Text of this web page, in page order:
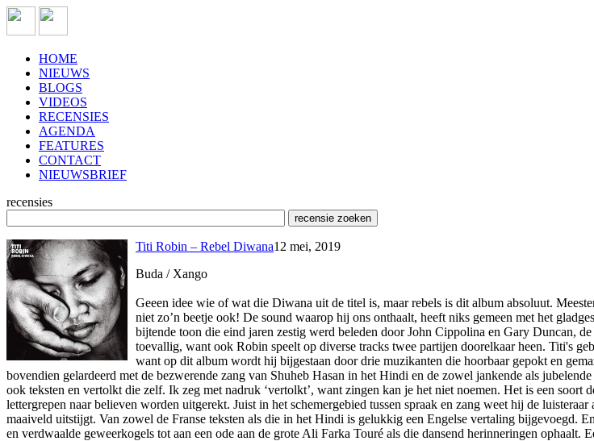
HOME
NIEUWS
BLOGS
VIDEOS
RECENSIES
AGENDA
FEATURES
CONTACT
NIEUWSBRIEF
recensies
Titi Robin – Rebel Diwana12 mei, 2019
Buda / Xango
Geeen idee wie of wat die Diwana uit de titel is, maar rebels is dit album absoluut.
niet zo’n beetje ook! De sound waarop hij ons onthaalt, heeft niks gemeen met het
bijtende toon die eind jaren zestig werd beleden door John Cippolina en Gary Duncan,
toevallig, want ook Robin speelt op diverse tracks twee partijen doorelkaar heen. Titi's
want op dit album wordt hij bijgestaan door drie muzikanten die hoorbaar gepokt en
bovendien gelardeerd met de bezwerende zang van Shuheb Hasan in het Hindi en de zowel jankende als
ook teksten en vertolkt die zelf. Ik zeg met nadruk ‘vertolkt’, want zingen kan je het niet noemen. Het is een
lettergrepen naar believen worden uitgerekt. Juist in het schemergebied tussen spraak en zang weet hij de
maaiveld uitstijgt. Van zowel de Franse teksten als die in het Hindi is gelukkig een Engelse vertaling bijgevoegd.
en verdwaalde geweerkogels tot aan een ode aan de grote Ali Farka Touré als die dansend herinneringen ophaalt.